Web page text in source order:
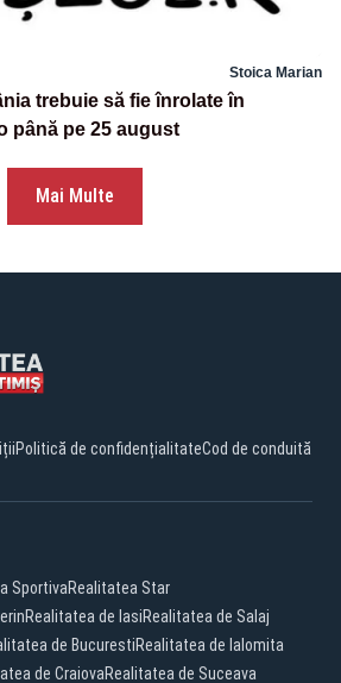
Stoica Marian
trebuie să fie înrolate în
până pe 25 august
Mai Multe
Politică de confidențialitateCod de conduită
SportivaRealitatea Star
Realitatea de IasiRealitatea de Salaj
de BucurestiRealitatea de Ialomita
de CraiovaRealitatea de Suceava